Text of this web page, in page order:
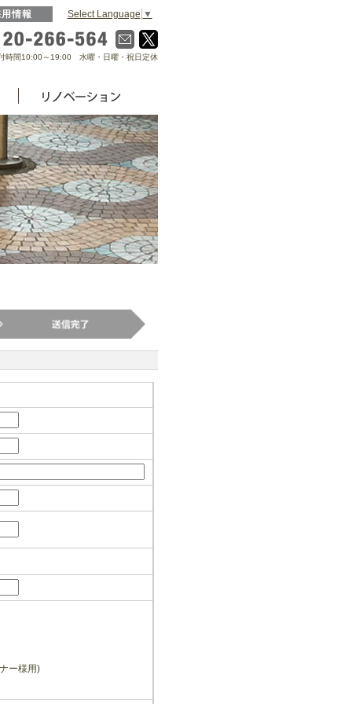
情報 Select Language ▼
0120-266-564
時間10:00～19:00 水曜・日曜・祝日定休
ー様用)